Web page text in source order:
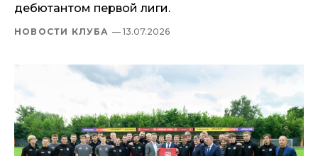
дебютантом первой лиги.
НОВОСТИ КЛУБА — 13.07.2026